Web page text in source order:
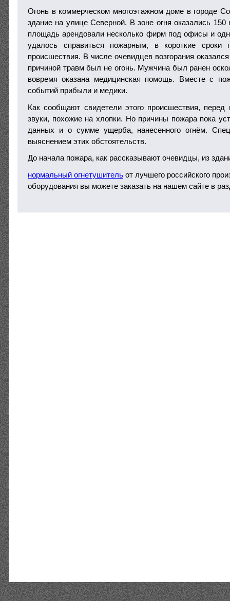
Огонь в коммерческом многоэтажном доме в городе
здание на улице Северной. В зоне огня оказались
площадь арендовали несколько фирм под офисы и
удалось справиться пожарным, в короткие сроки
происшествия. В числе очевидцев возгорания
причиной травм был не огонь. Мужчина был ранен
вовремя оказана медицинская помощь. Вместе с
событий прибыли и медики.
Как сообщают свидетели этого происшествия,
звуки, похожие на хлопки. Но причины пожара пока
данных и о сумме ущерба, нанесенного огнём.
выяснением этих обстоятельств.
До начала пожара, как рассказывают очевидцы, из
нормальный огнетушитель от лучшего российского
оборудования вы можете заказать на нашем сайте в